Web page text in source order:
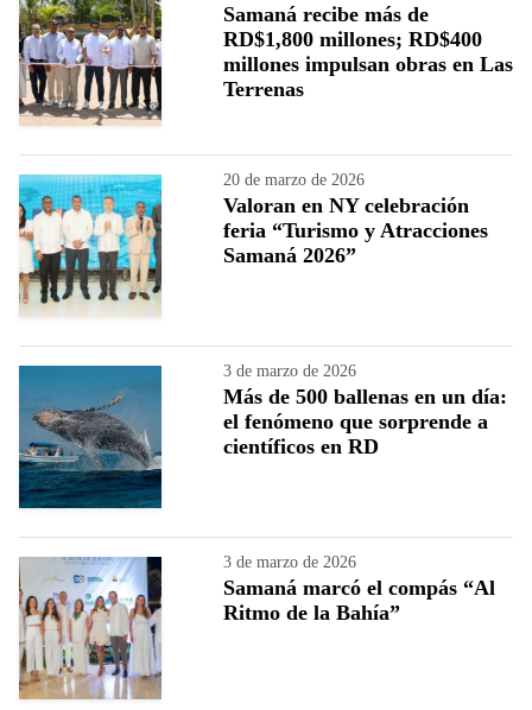
Samaná recibe más de
RD$1,800 millones; RD$400
millones impulsan obras en Las
Terrenas
20 de marzo de 2026
Valoran en NY celebración
feria “Turismo y Atracciones
Samaná 2026”
3 de marzo de 2026
Más de 500 ballenas en un día:
el fenómeno que sorprende a
científicos en RD
3 de marzo de 2026
Samaná marcó el compás “Al
Ritmo de la Bahía”